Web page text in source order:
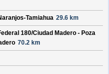
Tamiahua 29.6 km
180/Ciudad Madero - Poza
70.2 km